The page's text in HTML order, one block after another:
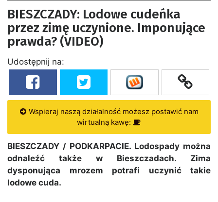
BIESZCZADY: Lodowe cudeńka
przez zimę uczynione. Imponujące
prawda? (VIDEO)
Udostępnij na:
Wspieraj naszą działalność możesz postawić nam
wirtualną kawę:
BIESZCZADY / PODKARPACIE. Lodospady można
odnaleźć także w Bieszczadach. Zima
dysponująca mrozem potrafi uczynić takie
lodowe cuda.